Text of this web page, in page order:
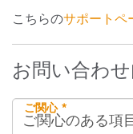
こちらのサポートペ
お問い合わ
ご関心 *